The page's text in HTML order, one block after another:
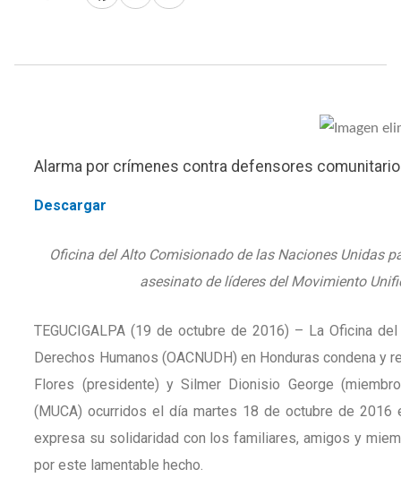
Alarma por crímenes contra defensores
Descargar
Oficina del Alto Comisionado de las Naciones Unidas
asesinato de líderes del Movimiento
TEGUCIGALPA (19 de octubre de 2016) – La Oficina
Derechos Humanos (OACNUDH) en Honduras condena
Flores (presidente) y Silmer Dionisio George
(MUCA) ocurridos el día martes 18 de octubre de 2016
expresa su solidaridad con los familiares, amigos y
por este lamentable hecho.